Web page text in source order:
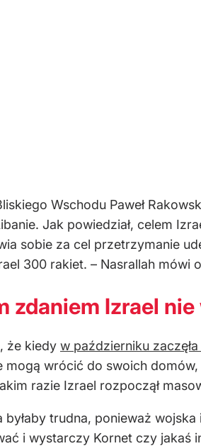
Wschodu Paweł
Jak powiedział, celem
sobie za cel przetrzymanie
300 rakiet. – Nasrallah
zdaniem Izrael
że kiedy w październiku
mogą wrócić do swoich
razie Izrael rozpoczął
byłaby trudna, ponieważ
i wystarczy Kornet czy